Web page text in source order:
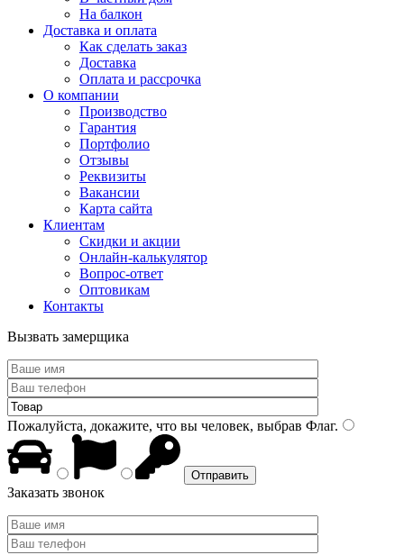
На балкон
Доставка и оплата
Как сделать заказ
Доставка
Оплата и рассрочка
О компании
Производство
Гарантия
Портфолио
Отзывы
Реквизиты
Вакансии
Карта сайта
Клиентам
Скидки и акции
Онлайн-калькулятор
Вопрос-ответ
Оптовикам
Контакты
Вызвать замерщика
Пожалуйста, докажите, что вы человек, выбрав Флаг.
Заказать звонок